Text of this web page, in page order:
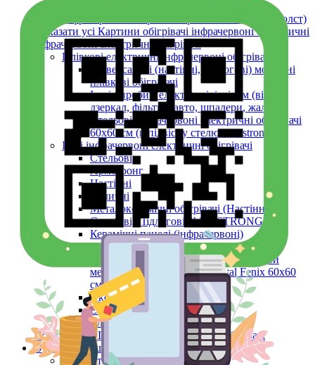
Інфрачервоні обігрівачі картини на полотні (холст)
Показати усі Картини обігрівачі інфрачервоні електричні
Інфрачервоні електричні обігрівачі
Плівкові електричні інфрачервоні обігрівачі
Універсальні (настінні, підлогові) мобільні
плівкові обігрівачі
Інші вироби з електро-підігрівом (вікон,
дзеркал, фільтрів авто, шпалери, жалюзі)
Стельові інфрачервоні електричні обігрівачі
60х60 см (в підвісну стелю Armstrong)
Інші інфрачервоні електричні обігрівачі
Стельові
Армстронг
Настінні
Вуличні
Металокерамічні обігрівачі (Настінні,
Стельові, Підлогові, ARMSTRONG)
Керамічні панелі (інфрачервоні)
Тепловентилятори
Інфрачервоний обігрівач конвекційний
металокерамічний Monocrystal Fenix 60x60
см 750 Вт
Аксесуари
Електричні рушникосушки
Електроконвектори
Показати усі Інфрачервоні електричні обігрівачі
Обігрів та сушіння
Взуття та одяг з електро-підігрівом